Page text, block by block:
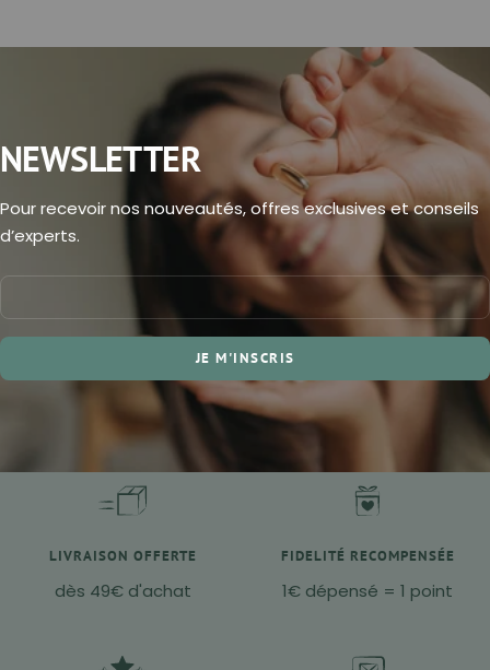
NEWSLETTER
Pour recevoir nos nouveautés, offres exclusives et conseils
d’experts.
JE M'INSCRIS
LIVRAISON OFFERTE
dès 49€ d'achat
FIDELITÉ RECOMPENSÉE
1€ dépensé = 1 point